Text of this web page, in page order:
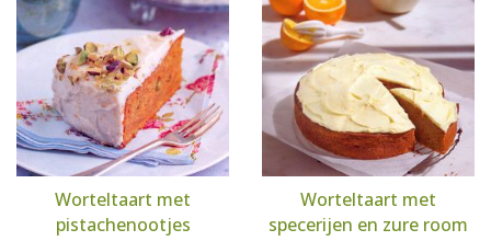
Worteltaart met
pistachenootjes
Worteltaart met
specerijen en zure room